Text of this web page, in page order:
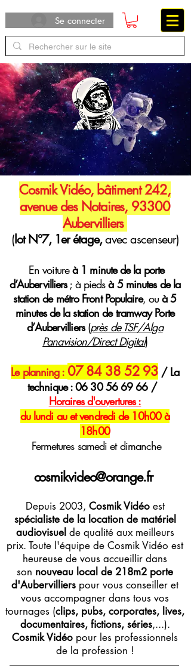
Se connecter
Cosmik Vidéo, bâtiment 242,
avenue des Notaires, 93300
Aubervilliers
(lot N°7, 1er étage,avec ascenseur)
En voitureà 1 minute de la porte
d’Aubervilliers; à piedsà 5 minutes de la
station de métro Front Populaire, ouà 5
minutes de la station de tramway Porte
d’Aubervilliers(près de TSF/Alga
Panavision/Direct Digital)
Le planning : 07 84 38 52 93 / La
technique :06 30 56 69 66/
Horairesd'ouvertures :
du lundi au et vendredi de 10h00 à
18h00
Fermetures samedi et dimanche
cosmikvideo@orange.fr
Depuis 2003, Cosmik Vidéoest
spécialiste de la location de matériel
audiovisuel de qualité aux meilleurs
prix. Toute l'équipe de Cosmik Vidéo est
heureuse de vous accueillir dans
son nouveau local de 218m2 porte
d'Aubervilliers pour vous conseiller et
vous accompagner dans tous vos
tournages (clips, pubs, corporates, lives,
documentaires, fictions, séries,...).
Cosmik Vidéo pour les professionnels
de la profession !